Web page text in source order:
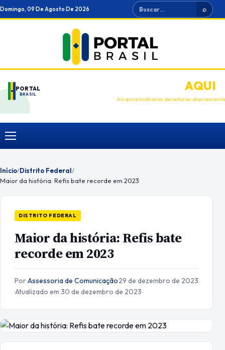
Ir
para
Domingo, 09 De Agosto De 2026 Buscar ⌕
PORTAL
BRASIL
ANUNCIEAQUI
Alcance milhares de leitores diariamente
Menu
Início/Distrito Federal/
Maior da história: Refis bate recorde em 2023
DISTRITO FEDERAL
Maior da história: Refis bate
recorde em 2023
PorAssessoria de Comunicação·29 de dezembro de 2023
·Atualizado em 30 de dezembro de 2023